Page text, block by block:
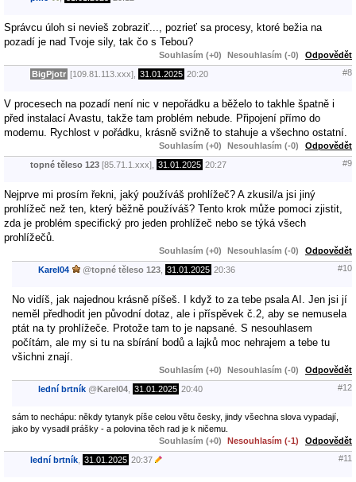
Správcu úloh si nevieš zobraziť..., pozrieť sa procesy, ktoré bežia na
pozadí je nad Tvoje sily, tak čo s Tebou?
Souhlasím (+0) Nesouhlasím (-0) Odpovědět
BigPjotr [109.81.113.xxx], 31.01.2025 20:20 #8
V procesech na pozadí není nic v nepořádku a běželo to takhle špatně i
před instalací Avastu, takže tam problém nebude. Připojení přímo do
modemu. Rychlost v pořádku, krásně svižně to stahuje a všechno ostatní.
Souhlasím (+0) Nesouhlasím (-0) Odpovědět
topné těleso 123 [85.71.1.xxx], 31.01.2025 20:27 #9
Nejprve mi prosím řekni, jaký používáš prohlížeč? A zkusil/a jsi jiný
prohlížeč než ten, který běžně používáš? Tento krok může pomoci zjistit,
zda je problém specifický pro jeden prohlížeč nebo se týká všech
prohlížečů.
Souhlasím (+0) Nesouhlasím (-0) Odpovědět
Karel04 @topné těleso 123 31.01.2025 20:36 #10
No vidíš, jak najednou krásně píšeš. I když to za tebe psala AI. Jen jsi jí
neměl předhodit jen původní dotaz, ale i příspěvek č.2, aby se nemusela
ptát na ty prohlížeče. Protože tam to je napsané. S nesouhlasem
počítám, ale my si tu na sbírání bodů a lajků moc nehrajem a tebe tu
všichni znají.
Souhlasím (+0) Nesouhlasím (-0) Odpovědět
lední brtník @Karel04 31.01.2025 20:40 #12
sám to nechápu: někdy tytanyk píše celou větu česky, jindy všechna slova vypadají,
jako by vysadil prášky - a polovina těch rad je k ničemu.
Souhlasím (+0)
Nesouhlasím (-1) Odpovědět
lední brtník 31.01.2025 20:37 #11